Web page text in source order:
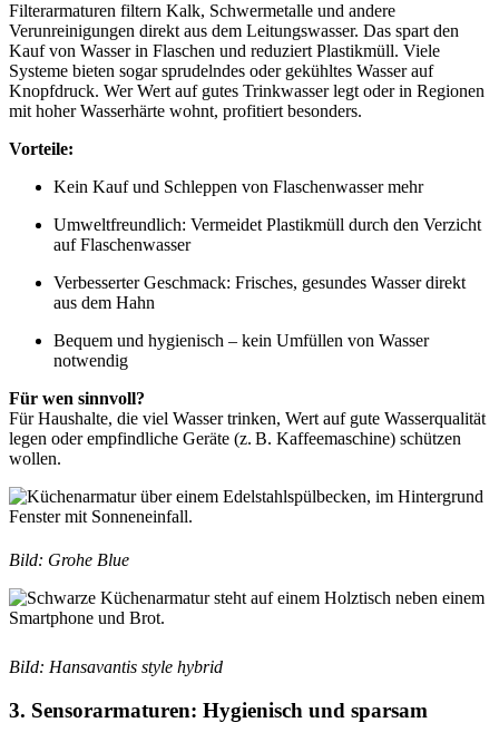
Filterarmaturen filtern Kalk, Schwermetalle und andere
Verunreinigungen direkt aus dem Leitungswasser. Das spart den
Kauf von Wasser in Flaschen und reduziert Plastikmüll. Viele
Systeme bieten sogar sprudelndes oder gekühltes Wasser auf
Knopfdruck. Wer Wert auf gutes Trinkwasser legt oder in Regionen
mit hoher Wasserhärte wohnt, profitiert besonders.
Vorteile:
Kein Kauf und Schleppen von Flaschenwasser mehr
Umweltfreundlich: Vermeidet Plastikmüll durch den Verzicht
auf Flaschenwasser
Verbesserter Geschmack: Frisches, gesundes Wasser direkt
aus dem Hahn
Bequem und hygienisch – kein Umfüllen von Wasser
notwendig
Für wen sinnvoll?
Für Haushalte, die viel Wasser trinken, Wert auf gute Wasserqualität
legen oder empfindliche Geräte (z. B. Kaffeemaschine) schützen
wollen.
Bild: Grohe Blue
BiId: Hansavantis style hybrid
3. Sensorarmaturen: Hygienisch und sparsam